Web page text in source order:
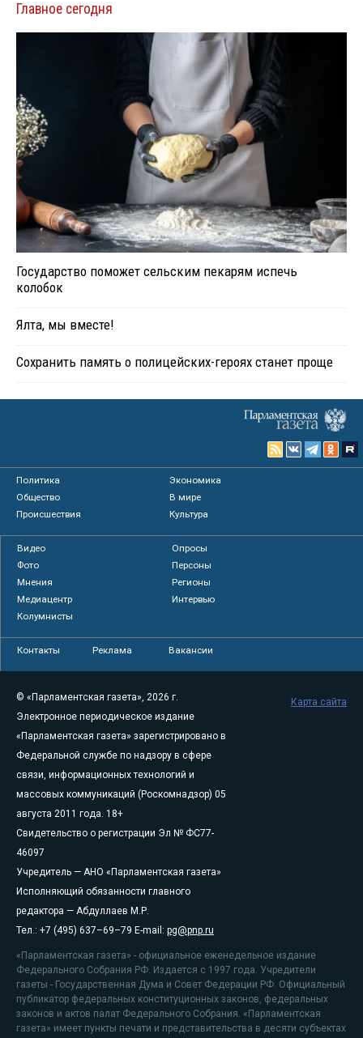
Главное сегодня
Государство поможет сельским пекарям испечь
колобок
Ялта, мы вместе!
Сохранить память о полицейских-героях станет проще
Политика
Экономика
Общество
В мире
Происшествия
Культура
Видео
Опросы
Фото
Персоны
Мнения
Регионы
Медиацентр
Интервью
Колумнисты
Контакты Реклама Вакансии
© «Парламентская газета», 2026 г.
Электронное периодическое издание
«Парламентская газета» зарегистрировано в
Федеральной службе по надзору в сфере
связи, информационных технологий и
массовых коммуникаций (Роскомнадзор) 05
августа 2011 года. 18+
Свидетельство о регистрации Эл № ФС77-
46097
Учредитель — АНО «Парламентская газета»
Исполняющий обязанности главного
редактора — Абдуллаев М.Р.
Тел.: +7 (495) 637–69–79 E-mail: pg@pnp.ru
«Парламентская газета» - официальное еженедельное издание
Федерального Собрания РФ. Издается с 1997 года. Учредители
газеты - Государственная Дума и Совет Федерации РФ. Официальный
публикатор федеральных конституционных законов, федеральных
законов и актов палат Федерального Собрания. «Парламентская
газета» имеет пункты печати и представительства в десяти субъектах
Карта сайта